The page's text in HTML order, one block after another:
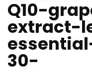
Q10-
extract-
30-